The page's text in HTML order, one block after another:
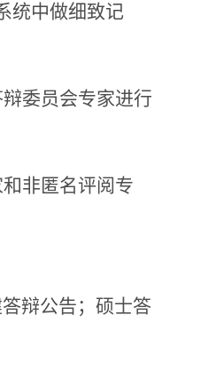
统中做细致记
委员会专家进行
非匿名评阅专
辩公告；硕士答